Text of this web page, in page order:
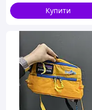
Купити